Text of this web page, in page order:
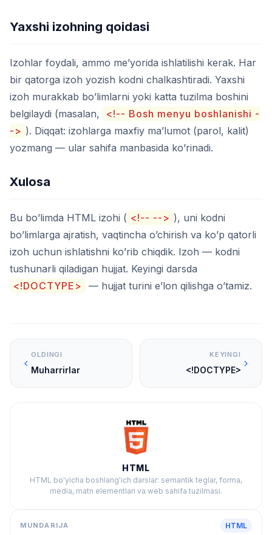
Yaxshi izohning qoidasi
Izohlar foydali, ammo me’yorida ishlatilishi kerak. Har
bir qatorga izoh yozish kodni chalkashtiradi. Yaxshi
izoh murakkab bo’limlarni yoki katta tuzilma boshini
belgilaydi (masalan,
<!-- Bosh menyu boshlanishi -
-> ). Diqqat: izohlarga maxfiy ma’lumot (parol, kalit)
yozmang — ular sahifa manbasida ko’rinadi.
Xulosa
Bu bo’limda HTML izohi ( <!-- --> ), uni kodni
bo’limlarga ajratish, vaqtincha o’chirish va ko’p qatorli
izoh uchun ishlatishni ko’rib chiqdik. Izoh — kodni
tushunarli qiladigan hujjat. Keyingi darsda
<!DOCTYPE>
— hujjat turini e’lon qilishga o’tamiz.
OLDINGI
Muharrirlar
KEYINGI
<!DOCTYPE>
HTML
HTML bo'yicha boshlang'ich darslar: semantik teglar, forma,
media, matn elementlari va web sahifa tuzilmasi.
MUNDARIJA HTML